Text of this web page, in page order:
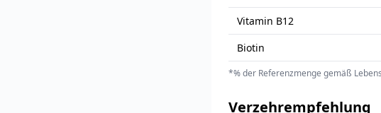
Vitamin B12
Biotin
*% der Referenzmenge gemäß
Verzehrempfehlung